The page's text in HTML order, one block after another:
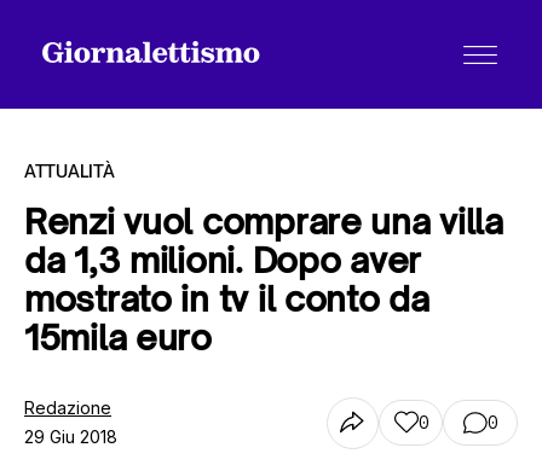
Tutti gli articoli
ATTUALITÀ
Renzi vuol comprare una villa
da 1,3 milioni. Dopo aver
mostrato in tv il conto da
15mila euro
Redazione
29 Giu 2018
0 0